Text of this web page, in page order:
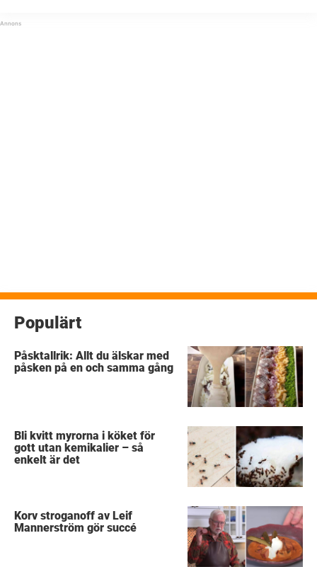
Populärt
Påsktallrik: Allt du älskar med
påsken på en och samma gång
Bli kvitt myrorna i köket för
gott utan kemikalier – så
enkelt är det
Korv stroganoff av Leif
Mannerström gör succé